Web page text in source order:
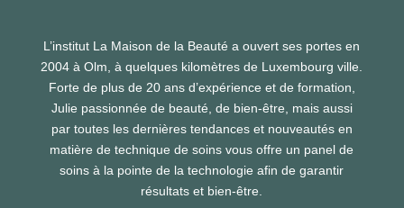
L’institut La Maison de la Beauté a ouvert ses portes en
2004 à Olm, à quelques kilomètres de Luxembourg ville.
Forte de plus de 20 ans d’expérience et de formation,
Julie passionnée de beauté, de bien-être, mais aussi
par toutes les dernières tendances et nouveautés en
matière de technique de soins vous offre un panel de
soins à la pointe de la technologie afin de garantir
résultats et bien-être.